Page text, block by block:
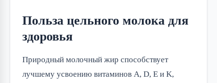
Польза цельного молока для
здоровья
Природный молочный жир способствует
лучшему усвоению витаминов A, D, E и K,